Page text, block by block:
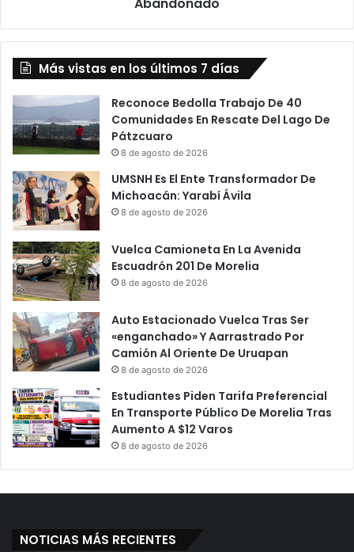
Cristo
Más vistas en los últimos 7 días
Reconoce Bedolla Trabajo De 40
Comunidades En Rescate Del Lago De
Pátzcuaro
8 de agosto de 2026
UMSNH Es El Ente Transformador De
Michoacán: Yarabí Ávila
8 de agosto de 2026
Vuelca Camioneta En La Avenida
Escuadrón 201 De Morelia
8 de agosto de 2026
Auto Estacionado Vuelca Tras Ser
«enganchado» Y Aarrastrado Por
Camión Al Oriente De Uruapan
8 de agosto de 2026
Estudiantes Piden Tarifa Preferencial
En Transporte Público De Morelia Tras
Aumento A $12 Varos
8 de agosto de 2026
NOTICIAS MÁS RECIENTES